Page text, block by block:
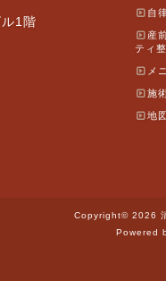
1階
自
産
ティ
メ
施
地
Copyright© 2026
Powered